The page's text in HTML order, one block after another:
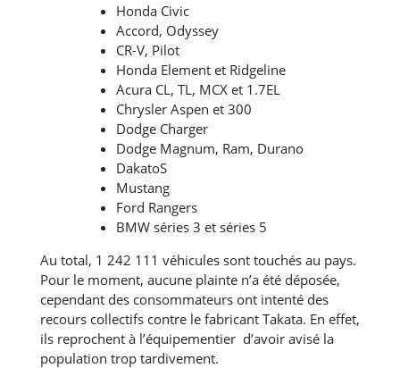
Honda Civic
Accord, Odyssey
CR-V, Pilot
Honda Element et Ridgeline
Acura CL, TL, MCX et 1.7EL
Chrysler Aspen et 300
Dodge Charger
Dodge Magnum, Ram, Durano
DakatoS
Mustang
Ford Rangers
BMW séries 3 et séries 5
Au total, 1 242 111 véhicules sont touchés au pays.
Pour le moment, aucune plainte n’a été déposée,
cependant des consommateurs ont intenté des
recours collectifs contre le fabricant Takata. En effet,
ils reprochent à l’équipementier d’avoir avisé la
population trop tardivement.